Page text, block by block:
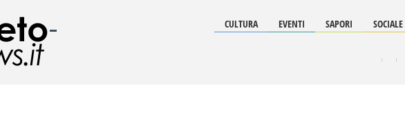
- CULTURA EVENTI SAPORI SOCIALE